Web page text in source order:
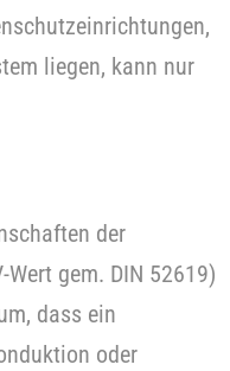
liegen, kann nur
der
gem. DIN 52619)
dass ein
oder